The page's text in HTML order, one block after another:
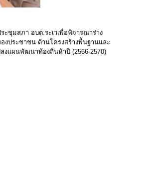
ชุมสภา อบต.ระเวเพื่อพิจารณาร่าง
งประชาชน ด้านโครงสร้างพื้นฐานและ
งแผนพัฒนาท้องถิ่นห้าปี (2566-2570)